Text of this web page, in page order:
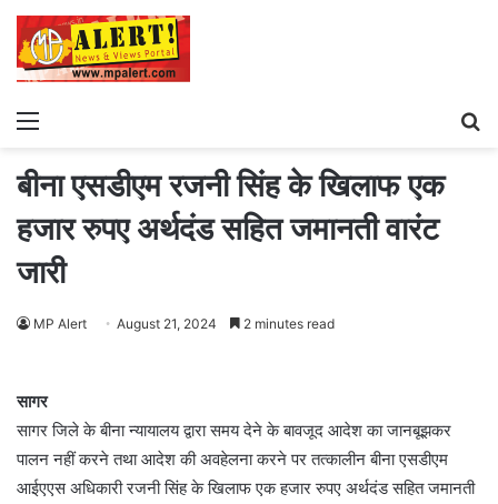
Menu
बीना एसडीएम रजनी सिंह के खिलाफ एक
हजार रुपए अर्थदंड सहित जमानती वारंट
जारी
MP Alert August 21, 2024 2 minutes read
सागर
सागर जिले के बीना न्यायालय द्वारा समय देने के बावजूद आदेश का जानबूझकर
पालन नहीं करने तथा आदेश की अवहेलना करने पर तत्कालीन बीना एसडीएम
आईएएस अधिकारी रजनी सिंह के खिलाफ एक हजार रुपए अर्थदंड सहित जमानती